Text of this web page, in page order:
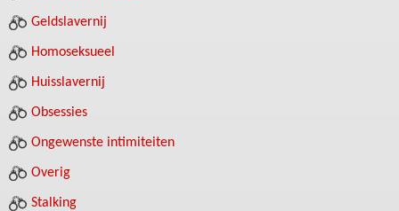
Geldslavernij
Homoseksueel
Huisslavernij
Obsessies
Ongewenste intimiteiten
Overig
Stalking